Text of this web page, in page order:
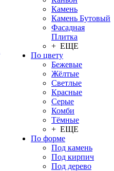
Камень
Камень Бутовый
Фасадная
Плитка
+ ЕЩЕ
По цвету
Бежевые
Жёлтые
Светлые
Красные
Серые
Комби
Тёмные
+ ЕЩЕ
По форме
Под камень
Под кирпич
Под дерево